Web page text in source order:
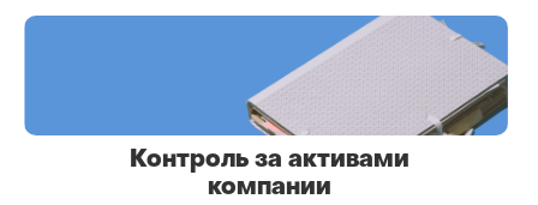
Контроль за активами
компании